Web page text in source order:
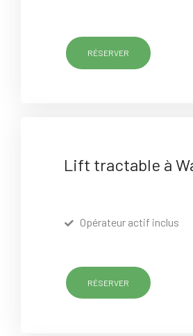
RÉSERVER
Lift tractable à
Opérateur actif inclus
RÉSERVER